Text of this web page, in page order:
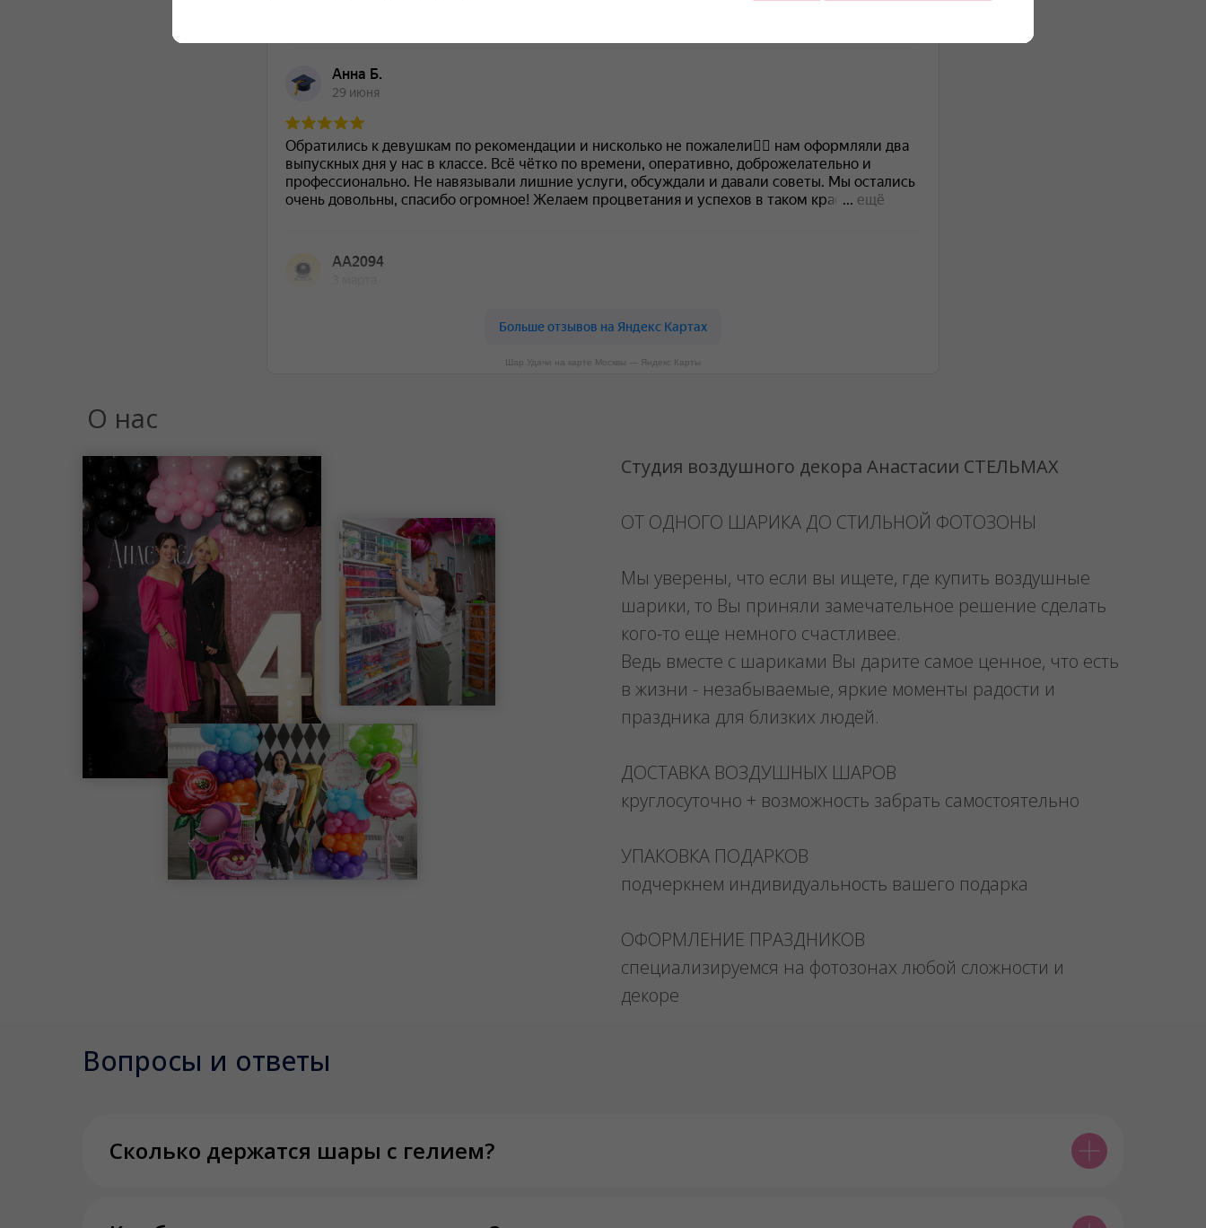
Шар Удачи на карте Москвы — Яндекс Карты
О нас
Студия воздушного декора Анастасии СТЕЛЬМАХ
ОТ ОДНОГО ШАРИКА ДО СТИЛЬНОЙ ФОТОЗОНЫ
Мы уверены, что если вы ищете, где купить воздушные
шарики, то Вы приняли замечательное решение сделать
кого-то еще немного счастливее.
Ведь вместе с шариками Вы дарите самое ценное, что есть
в жизни - незабываемые, яркие моменты радости и
праздника для близких людей.
ДОСТАВКА ВОЗДУШНЫХ ШАРОВ
круглосуточно + возможность забрать самостоятельно
УПАКОВКА ПОДАРКОВ
подчеркнем индивидуальность вашего подарка
ОФОРМЛЕНИЕ ПРАЗДНИКОВ
специализируемся на фотозонах любой сложности и
декоре
Вопросы и ответы
Сколько держатся шары с гелием?